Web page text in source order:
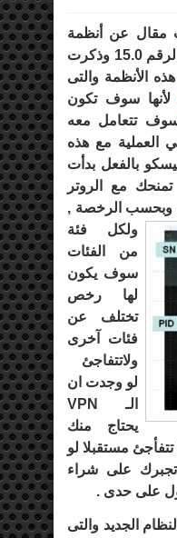
مقال عن أنظمة
سيسكو الجديدة التى تحمل الرقم 15.0 وذكرت
الأنظمة والتى
لأنها سوف تكون
سوف تتعامل معه
العملية مع هذه
بالفعل بدأت
مع الروتر
وبحسب الرخصة ,
ولكل فئة
من الفئات
سوف يكون
لها رخص
تختلف عن
فئات آخرى
ولاتتفاجئ
لو وجدت ان
الـ VPN
يحتاج منك
مستقبلا لو
على شراء
على حدى .
الجديد والتى